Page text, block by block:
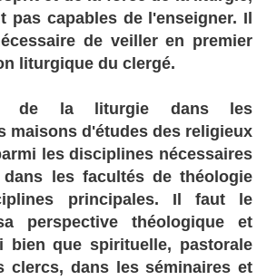
pas capables de l'enseigner. Il
de veiller en premier
liturgique du clergé.
de la liturgie dans les
maisons d'études des religieux
les disciplines nécessaires
les facultés de théologie
principales. Il faut le
perspective théologique et
bien que spirituelle, pastorale
clercs, dans les séminaires et